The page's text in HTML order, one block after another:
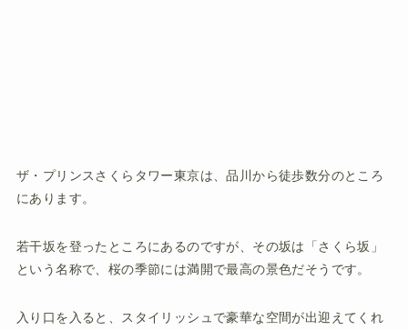
ザ・プリンスさくらタワー東京は、品川から徒歩数分のところ
にあります。
若干坂を登ったところにあるのですが、その坂は
「さくら坂」
という名称で、桜の季節には満開で最高の景色だそうです。
入り口を入ると、スタイリッシュで豪華な空間が出迎えてくれ